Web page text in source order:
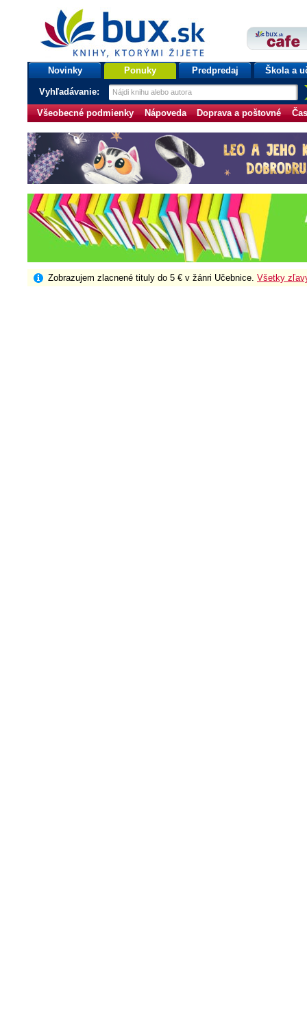
bux.sk
knihy, ktorými žijete
Úvodná stránka
Novinky Ponuky Predpredaj Škola a
Vyhľadávanie:
Všeobecné podmienky Nápoveda Doprava a poštovné
Zobrazujem zlacnené tituly do 5 € v žánri Učebnice. Všetky